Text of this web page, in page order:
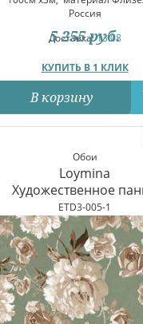
Россия
Доставка:13.08
КУПИТЬ В 1 КЛИК
5 255 руб.
В корзину
Обои
Loymina
Художественное
ETD3-005-1